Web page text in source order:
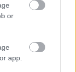
or
app.
26
LANGRE
ND